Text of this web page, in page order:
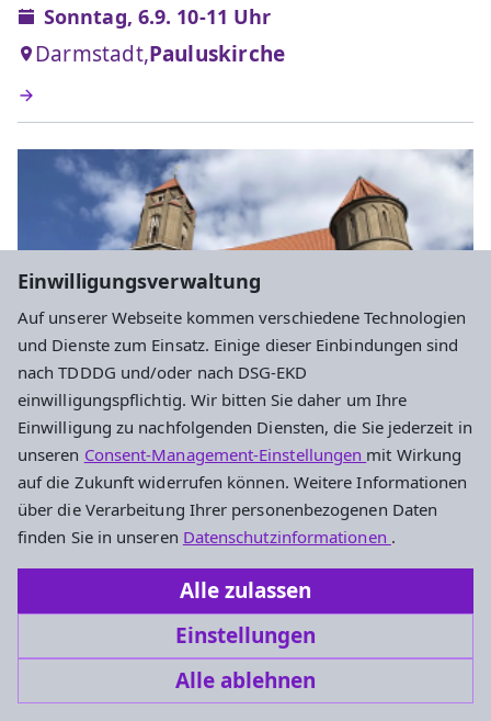
Einwilligungsverwaltung
Auf unserer Webseite kommen verschiedene Technologien
und Dienste zum Einsatz. Einige dieser Einbindungen sind
nach TDDDG und/oder nach DSG-EKD
einwilligungspflichtig. Wir bitten Sie daher um Ihre
Einwilligung zu nachfolgenden Diensten, die Sie jederzeit in
unseren Consent-Management-Einstellungen mit Wirkung
auf die Zukunft widerrufen können. Weitere Informationen
über die Verarbeitung Ihrer personenbezogenen Daten
finden Sie in unseren Datenschutzinformationen .
Alle zulassen
Einstellungen
Alle ablehnen
Sonntag, 6.9. 10-11 Uhr
Darmstadt,Pauluskirche
Gottesdienste
Gottesdienst mit Abendmahl
Prädikantin Sophie Kleinmann; Vitus Behrouzi,
Orgel; 15. Sonntag nach Trinitatis
Sonntag, 13.9. 10-11 Uhr